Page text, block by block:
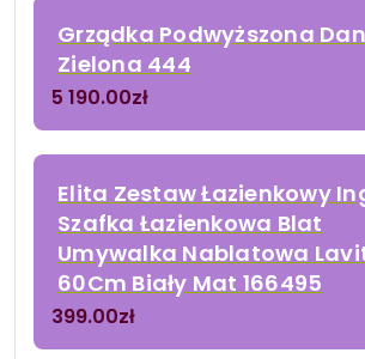
Grządka Podwyższona
Zielona 444
5 190.00zł
Elita Zestaw Łazienkowy
Szafka Łazienkowa Blat
Umywalka Nablatowa
60Cm Biały Mat 166495
399.00zł